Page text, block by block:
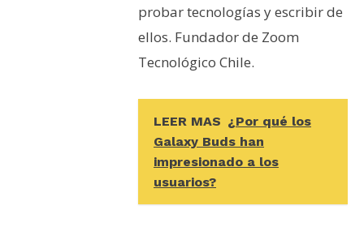
probar tecnologías y escribir de
ellos. Fundador de Zoom
Tecnológico Chile.
LEER MAS ¿Por qué los
Galaxy Buds han
impresionado a los
usuarios?